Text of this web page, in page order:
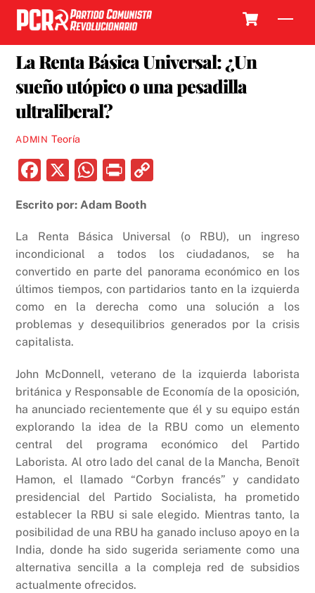
Skip
content
La Renta Básica Universal: ¿Un
sueño utópico o una pesadilla
ultraliberal?
ADMIN Teoría
F
c
e
b
o
o
k
X
W
at
s
A
p
p
P
nt
y
Li
n
k
Escrito por: Adam Booth
La Renta Básica Universal (o RBU), un ingreso
incondicional a todos los ciudadanos, se ha
convertido en parte del panorama económico en los
últimos tiempos, con partidarios tanto en la izquierda
como en la derecha como una solución a los
problemas y desequilibrios generados por la crisis
capitalista.
John McDonnell, veterano de la izquierda laborista
británica y Responsable de Economía de la oposición,
ha anunciado recientemente que él y su equipo están
explorando la idea de la RBU como un elemento
central del programa económico del Partido
Laborista. Al otro lado del canal de la Mancha, Benoît
Hamon, el llamado “Corbyn francés” y candidato
presidencial del Partido Socialista, ha prometido
establecer la RBU si sale elegido. Mientras tanto, la
posibilidad de una RBU ha ganado incluso apoyo en la
India, donde ha sido sugerida seriamente como una
alternativa sencilla a la compleja red de subsidios
actualmente ofrecidos.